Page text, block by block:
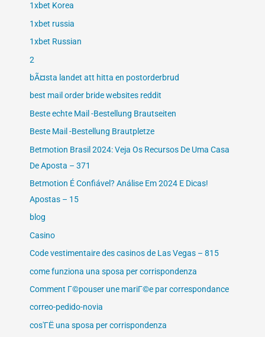
1xbet Korea
1xbet russia
1xbet Russian
2
bÃ¤sta landet att hitta en postorderbrud
best mail order bride websites reddit
Beste echte Mail -Bestellung Brautseiten
Beste Mail -Bestellung Brautpletze
Betmotion Brasil 2024: Veja Os Recursos De Uma Casa
De Aposta – 371
Betmotion É Confiável? Análise Em 2024 E Dicas!
Apostas – 15
blog
Casino
Code vestimentaire des casinos de Las Vegas – 815
come funziona una sposa per corrispondenza
Comment Г©pouser une mariГ©e par correspondance
correo-pedido-novia
cos'ГЁ una sposa per corrispondenza